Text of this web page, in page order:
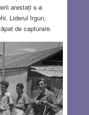
arestați s-a
Liderul Irgun,
de capturare.